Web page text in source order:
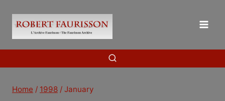
content
Home / 1998 / January